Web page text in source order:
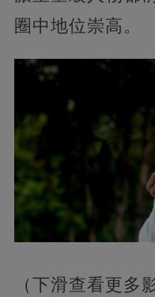
圈中地位崇高。
（下滑查看更多